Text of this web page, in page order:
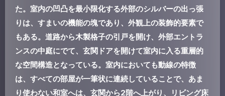
た。室内の凹凸を最小限化する外部のシルバーの出っ張
りは、すまいの機能の塊であり、外観上の装飾的要素で
もある。道路から木製格子の引戸を開け、外部エントラ
ンスの中庭にでて、玄関ドアを開けて室内に入る重層的
な空間構造となっている。室内においても動線の特徴
は、すべての部屋が一筆状に連続していることで、あま
り使わない和室へは、玄関から2階へ上がり、リビング床